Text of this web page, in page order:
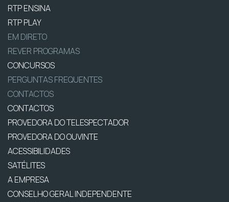
RTP ENSINA
RTP PLAY
EM DIRETO
REVER PROGRAMAS
CONCURSOS
PERGUNTAS FREQUENTES
CONTACTOS
CONTACTOS
PROVEDORA DO TELESPECTADOR
PROVEDORA DO OUVINTE
ACESSIBILIDADES
SATÉLITES
A EMPRESA
CONSELHO GERAL INDEPENDENTE